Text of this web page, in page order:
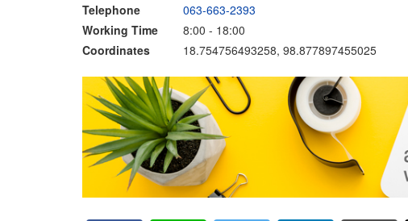
Telephone
063-663-2393
Working Time
8:00 - 18:00
Coordinates
18.754756493258, 98.877897455025